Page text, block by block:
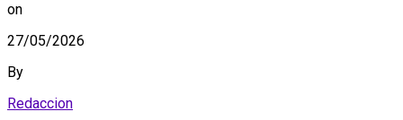
on
27/05/2026
By
Redaccion